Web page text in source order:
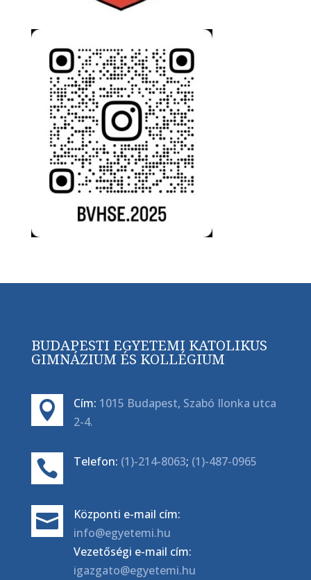
BUDAPESTI EGYETEMI KATOLIKUS
GIMNÁZIUM ÉS KOLLÉGIUM
 Cím: 1015 Budapest, Szabó Ilonka utca
2-4.
 Telefon: (1)-214-8063; (1)-487-0965

Központi e-mail cím:
info@egyetemi.hu
Vezetőségi e-mail cím:
igazgato@egyetemi.hu